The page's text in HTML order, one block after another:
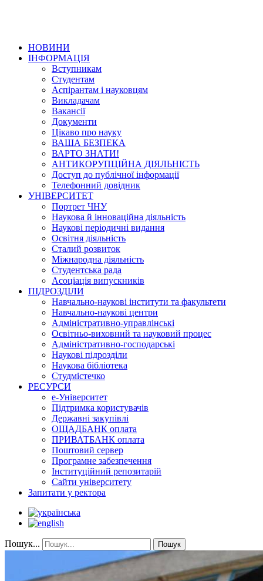
НОВИНИ
ІНФОРМАЦІЯ
Вступникам
Студентам
Аспірантам і науковцям
Викладачам
Вакансії
Документи
Цікаво про науку
ВАША БЕЗПЕКА
ВАРТО ЗНАТИ!
АНТИКОРУПЦІЙНА ДІЯЛЬНІСТЬ
Доступ до публічної інформації
Телефонний довідник
УНІВЕРСИТЕТ
Портрет ЧНУ
Наукова й інноваційна діяльність
Наукові періодичні видання
Освітня діяльність
Сталий розвиток
Міжнародна діяльність
Студентська рада
Асоціація випускників
ПІДРОЗДІЛИ
Навчально-наукові інститути та факультети
Навчально-наукові центри
Адміністративно-управлінські
Освітньо-виховний та науковий процес
Адміністративно-господарські
Наукові підрозділи
Наукова бібліотека
Студмістечко
РЕСУРСИ
е-Університет
Підтримка користувачів
Державні закупівлі
ОЩАДБАНК оплата
ПРИВАТБАНК оплата
Поштовий сервер
Програмне забезпечення
Інституційний репозитарій
Сайти університету
Запитати у ректора
Пошук... Пошук